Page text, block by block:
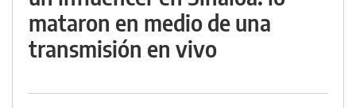
mataron en medio de una
transmisión en vivo